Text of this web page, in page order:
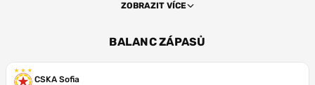
ZOBRAZIT VÍCE
BALANC ZÁPASŮ
CSKA Sofia